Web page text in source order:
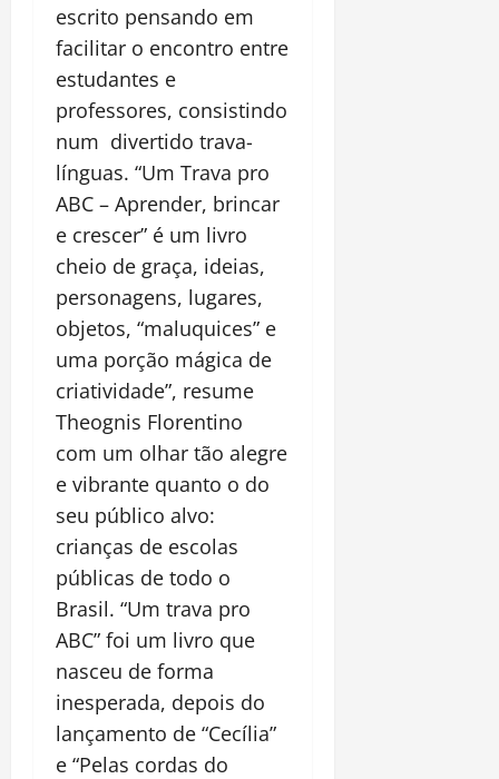
escrito pensando em
facilitar o encontro entre
estudantes e
professores, consistindo
num divertido trava-
línguas. “Um Trava pro
ABC – Aprender, brincar
e crescer” é um livro
cheio de graça, ideias,
personagens, lugares,
objetos, “maluquices” e
uma porção mágica de
criatividade”, resume
Theognis Florentino
com um olhar tão alegre
e vibrante quanto o do
seu público alvo:
crianças de escolas
públicas de todo o
Brasil. “Um trava pro
ABC” foi um livro que
nasceu de forma
inesperada, depois do
lançamento de “Cecília”
e “Pelas cordas do